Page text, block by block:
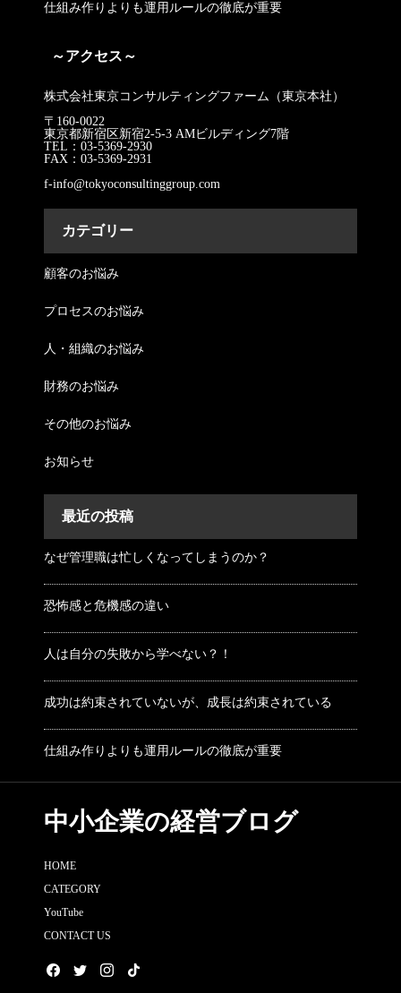
仕組み作りよりも運用ルールの徹底が重要
～アクセス～
株式会社東京コンサルティングファーム（東京本社）
〒160-0022
東京都新宿区新宿2-5-3 AMビルディング7階
TEL：03-5369-2930
FAX：03-5369-2931
f-info@tokyoconsultinggroup.com
カテゴリー
顧客のお悩み
プロセスのお悩み
人・組織のお悩み
財務のお悩み
その他のお悩み
お知らせ
最近の投稿
なぜ管理職は忙しくなってしまうのか？
恐怖感と危機感の違い
人は自分の失敗から学べない？！
成功は約束されていないが、成長は約束されている
仕組み作りよりも運用ルールの徹底が重要
中小企業の経営ブログ
HOME
CATEGORY
YouTube
CONTACT US